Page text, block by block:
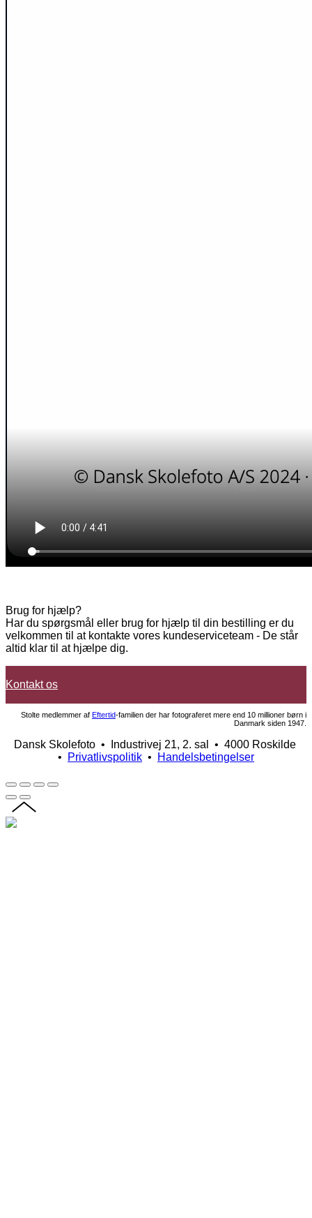
Brug for hjælp?
Har du spørgsmål eller brug for hjælp til din bestilling er du
velkommen til at kontakte vores kundeserviceteam - De står
altid klar til at hjælpe dig.
Kontakt os
Stolte medlemmer af Eftertid-familien der har fotograferet mere end 10 millioner børn i
Danmark siden 1947.
Dansk Skolefoto • Industrivej 21, 2. sal • 4000 Roskilde
•
Privatlivspolitik • Handelsbetingelser